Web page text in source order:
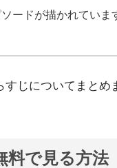
ードが描かれていま
じについてまとめ
料で見る方法